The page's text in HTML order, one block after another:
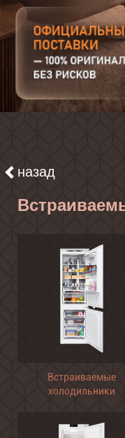
назад
Встраиваемые
холодильники